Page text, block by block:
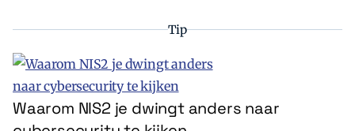
Tip
Waarom NIS2 je dwingt anders naar